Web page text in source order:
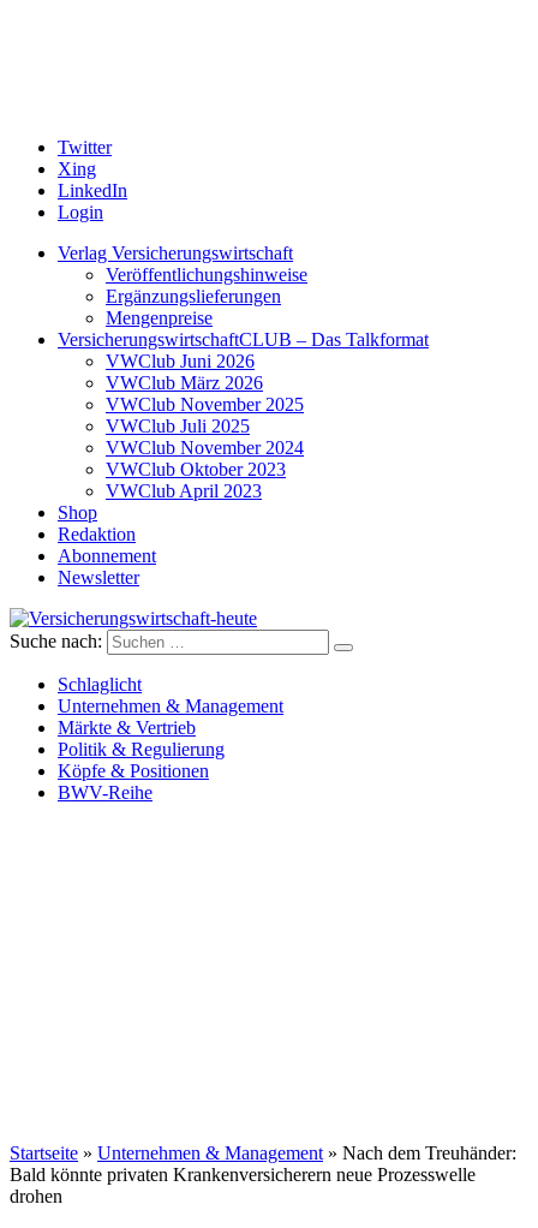
Twitter
Xing
LinkedIn
Login
Verlag Versicherungswirtschaft
Veröffentlichungshinweise
Ergänzungslieferungen
Mengenpreise
VersicherungswirtschaftCLUB – Das Talkformat
VWClub Juni 2026
VWClub März 2026
VWClub November 2025
VWClub Juli 2025
VWClub November 2024
VWClub Oktober 2023
VWClub April 2023
Shop
Redaktion
Abonnement
Newsletter
Versicherungswirtschaft-heute
Suche nach:
Schlaglicht
Unternehmen & Management
Märkte & Vertrieb
Politik & Regulierung
Köpfe & Positionen
BWV-Reihe
Startseite » Unternehmen & Management » Nach dem Treuhänder:
Bald könnte privaten Krankenversicherern neue Prozesswelle
drohen